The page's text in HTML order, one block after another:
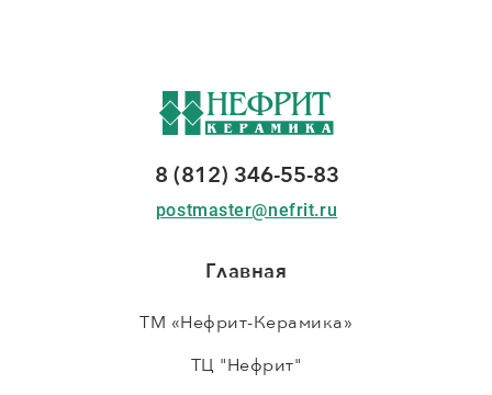
8 (812) 346-55-83
postmaster@nefrit.ru
Главная
ТМ «Нефрит-Керамика»
ТЦ "Нефрит"